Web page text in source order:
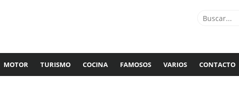
Buscar:
MOTOR TURISMO COCINA FAMOSOS VARIOS CONTACTO